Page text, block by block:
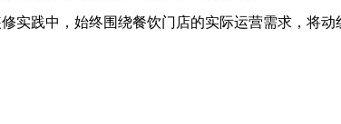
实践中，始终围绕餐饮门店的实际运营需求，将